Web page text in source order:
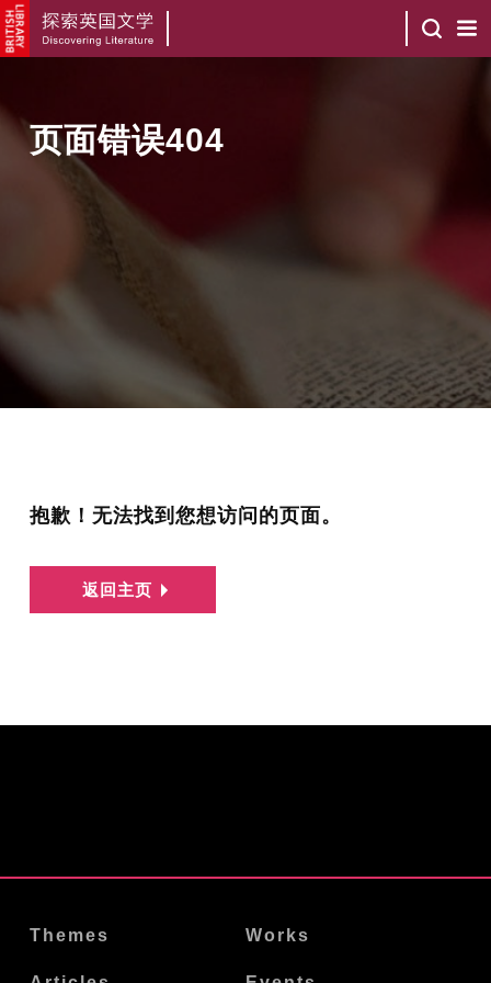
页面错误404
抱歉！无法找到您想访问的页面。
返回主页
Themes Works